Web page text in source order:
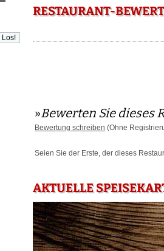
RESTAURANT-
»Bewerten Sie dieses
Bewertung schreiben (Ohne
Seien Sie der Erste, der dieses
AKTUELLE